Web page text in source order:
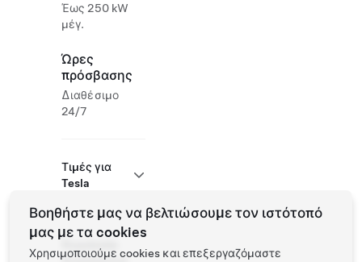
Έως 250 kW
μέγ.
Ώρες
πρόσβασης
Διαθέσιμο
24/7
Τιμές για
Tesla
Roadside
Βοηθήστε μας να βελτιώσουμε τον ιστότοπό
μας με τα cookies
Χρησιμοποιούμε cookies και επεξεργαζόμαστε